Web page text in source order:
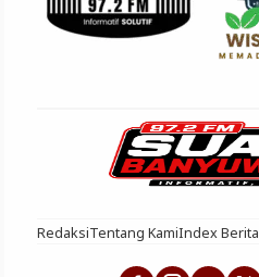
RedaksiTentang KamiIndex Berita